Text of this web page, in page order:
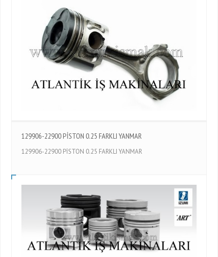
129906-22900 PİSTON 0.25 FARKLI YANMAR
129906-22900 PİSTON 0.25 FARKLI YANMAR